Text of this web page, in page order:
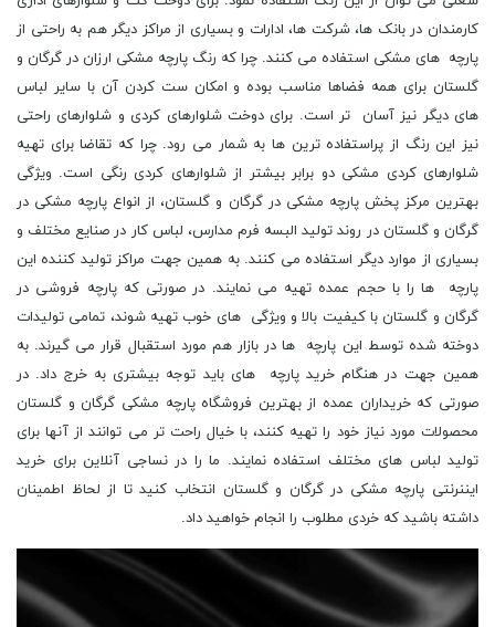
کارمندان در بانک ها، شرکت ها، ادارات و بسیاری از مراکز دیگر هم به راحتی از
پارچه های مشکی استفاده می کنند. چرا که رنگ پارچه مشکی ارزان در گرگان و
گلستان برای همه فضاها مناسب بوده و امکان ست کردن آن با سایر لباس
های دیگر نیز آسان تر است. برای دوخت شلوارهای کردی و شلوارهای راحتی
نیز این رنگ از پراستفاده ترین ها به شمار می رود. چرا که تقاضا برای تهیه
شلوارهای کردی مشکی دو برابر بیشتر از شلوارهای کردی رنگی است. ویژگی
بهترین مرکز پخش پارچه مشکی در گرگان و گلستان، از انواع پارچه مشکی در
گرگان و گلستان در روند تولید البسه فرم مدارس، لباس کار در صنایع مختلف و
بسیاری از موارد دیگر استفاده می کنند. به همین جهت مراکز تولید کننده این
پارچه ها را با حجم عمده تهیه می نمایند. در صورتی که پارچه فروشی در
گرگان و گلستان با کیفیت بالا و ویژگی های خوب تهیه شوند، تمامی تولیدات
دوخته شده توسط این پارچه ها در بازار هم مورد استقبال قرار می گیرند. به
همین جهت در هنگام خرید پارچه های باید توجه بیشتری به خرج داد. در
صورتی که خریداران عمده از بهترین فروشگاه پارچه مشکی گرگان و گلستان
محصولات مورد نیاز خود را تهیه کنند، با خیال راحت تر می توانند از آنها برای
تولید لباس های مختلف استفاده نمایند. ما را در نساجی آنلاین برای خرید
ایننرنتی پارچه مشکی در گرگان و گلستان انتخاب کنید تا از لحاظ اطمینان
داشته باشید که خردی مطلوب را انجام خواهید داد.